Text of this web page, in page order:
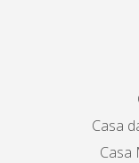
Casa
Casa